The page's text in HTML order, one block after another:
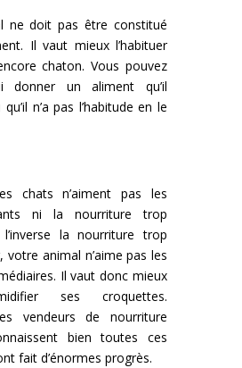
ne doit pas être constitué
Il vaut mieux l’habituer
chaton. Vous pouvez
donner un aliment qu’il
n’a pas l’habitude en le
chats n’aiment pas les
ni la nourriture trop
la nourriture trop
votre animal n’aime pas les
Il vaut donc mieux
ses croquettes.
vendeurs de nourriture
bien toutes ces
fait d’énormes progrès.